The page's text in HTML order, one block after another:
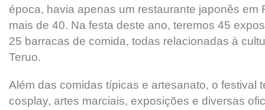
época, havia apenas um restaurante japonês em
mais de 40. Na festa deste ano, teremos 45
25 barracas de comida, todas relacionadas à
Teruo.
Além das comidas típicas e artesanato, o festival
cosplay, artes marciais, exposições e diversas